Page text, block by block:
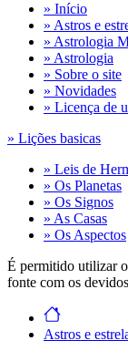
» Início
» Astros e
» Astrologia
» Astrologia
» Sobre o site
» Novidades
» Licença de
» Lições basicas
» Leis de
» Os Planetas
» Os Signos
» As Casas
» Os Aspectos
É permitido utilizar o
fonte com os
Astros e